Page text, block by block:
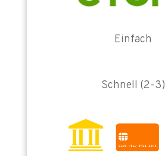
Einfach
Schnell (2-3)